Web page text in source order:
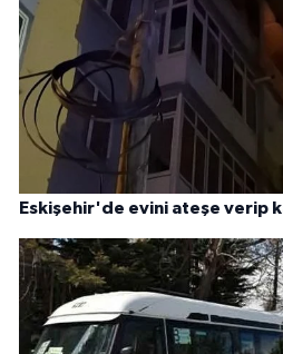
Eskişehir'de evini ateşe verip